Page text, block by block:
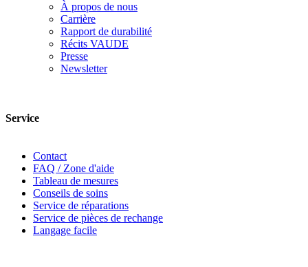
À propos de nous
Carrière
Rapport de durabilité
Récits VAUDE
Presse
Newsletter
Service
Contact
FAQ / Zone d'aide
Tableau de mesures
Conseils de soins
Service de réparations
Service de pièces de rechange
Langage facile